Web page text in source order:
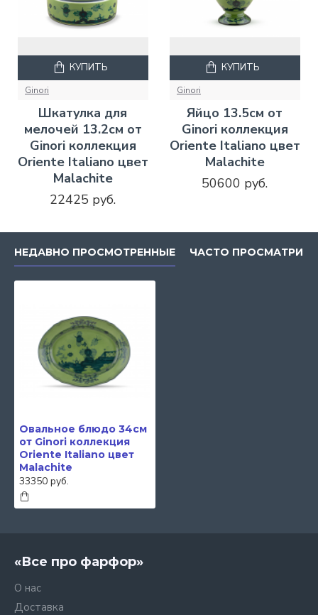
Ginori
Шкатулка для
мелочей 13.2см от
Ginori коллекция
Oriente Italiano цвет
Malachite
22425 руб.
КУПИТЬ
Ginori
Яйцо 13.5см от
Ginori коллекция
Oriente Italiano цвет
Malachite
50600 руб.
КУПИТЬ
НЕДАВНО ПРОСМОТРЕННЫЕ ЧАСТО
Овальное блюдо 34см
от Ginori коллекция
Oriente Italiano цвет
Malachite
33350 руб.
«Все про фарфор»
О нас
Доставка